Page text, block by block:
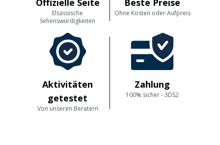
Offizielle Seite
Elsässische
Sehenswürdigkeiten
Beste Preise
Ohne Kosten oder Aufpreis
Aktivitäten
getestet
Von unseren Beratern
Zahlung
100% sicher - 3DS2